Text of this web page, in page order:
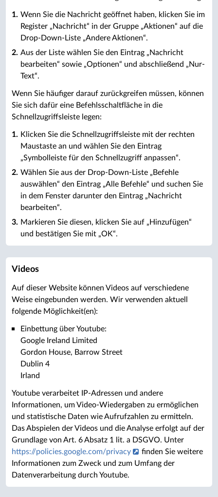
Wenn Sie die Nachricht geöffnet haben, klicken Sie im
Register „Nachricht“ in der Gruppe „Aktionen“ auf die
Drop-Down-Liste „Andere Aktionen“.
Aus der Liste wählen Sie den Eintrag „Nachricht
bearbeiten“ sowie „Optionen“ und abschließend „Nur-
Text“.
Wenn Sie häufiger darauf zurückgreifen müssen, können
Sie sich dafür eine Befehlsschaltfläche in die
Schnellzugriffsleiste legen:
Klicken Sie die Schnellzugriffsleiste mit der rechten
Maustaste an und wählen Sie den Eintrag
„Symbolleiste für den Schnellzugriff anpassen“.
Wählen Sie aus der Drop-Down-Liste „Befehle
auswählen“ den Eintrag „Alle Befehle“ und suchen Sie
in dem Fenster darunter den Eintrag „Nachricht
bearbeiten“.
Markieren Sie diesen, klicken Sie auf „Hinzufügen“
und bestätigen Sie mit „OK“.
Videos
Auf dieser Website können Videos auf verschiedene
Weise eingebunden werden. Wir verwenden aktuell
folgende Möglichkeit(en):
Einbettung über Youtube:
Google Ireland Limited
Gordon House, Barrow Street
Dublin 4
Irland
Youtube verarbeitet IP-Adressen und andere
Informationen, um Video-Wiedergaben zu ermöglichen
und statistische Daten wie Aufrufzahlen zu ermitteln.
Das Abspielen der Videos und die Analyse erfolgt auf der
Grundlage von Art. 6 Absatz 1 lit. a DSGVO. Unter
https://policies.google.com/privacy
finden Sie weitere
Informationen zum Zweck und zum Umfang der
Datenverarbeitung durch Youtube.